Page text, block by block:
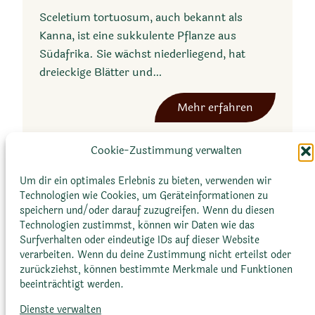
Cookie-Zustimmung verwalten
Um dir ein optimales Erlebnis zu bieten, verwenden wir
Technologien wie Cookies, um Geräteinformationen zu
speichern und/oder darauf zuzugreifen. Wenn du diesen
Technologien zustimmst, können wir Daten wie das
Surfverhalten oder eindeutige IDs auf dieser Website
verarbeiten. Wenn du deine Zustimmung nicht erteilst oder
zurückziehst, können bestimmte Merkmale und Funktionen
beeinträchtigt werden.
Dienste verwalten
Sceletium tortuosum, auch bekannt als
Kanna, ist eine sukkulente Pflanze aus
Südafrika. Sie wächst niederliegend, hat
dreieckige Blätter und…
Mehr erfahren
S
l
e
t
i
u
m
Datenschutz­erklärung